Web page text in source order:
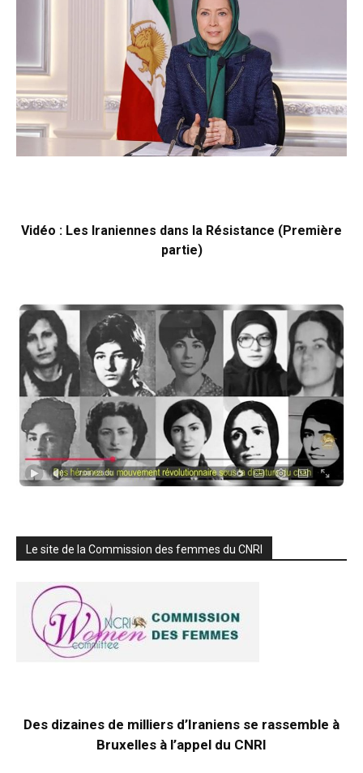
Vidéo : Les Iraniennes dans la Résistance (Première
partie)
Le site de la Commission des femmes du CNRI
Des dizaines de milliers d’Iraniens se rassemble à
Bruxelles à l’appel du CNRI